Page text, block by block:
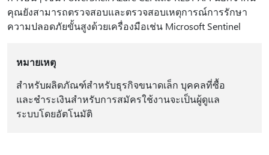
คุณยังสามารถตรวจสอบและตรวจสอบเหตุการณ์การรักษา
ความปลอดภัยขั้นสูงด้วยเครื่องมือเช่น Microsoft Sentinel
หมายเหตุ
สําหรับผลิตภัณฑ์สําหรับธุรกิจขนาดเล็ก บุคคลที่ซื้อ
และชําระเงินสําหรับการสมัครใช้งานจะเป็นผู้ดูแล
ระบบโดยอัตโนมัติ